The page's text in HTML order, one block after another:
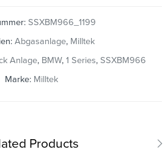
SSXBM966_1199
Abgasanlage, Milltek
Anlage, BMW, 1 Series, SSXBM966
Marke: Milltek
Products